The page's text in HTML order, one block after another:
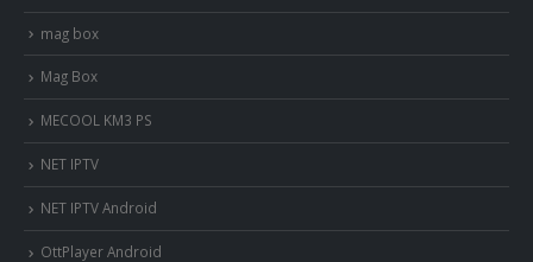
mag box
Mag Box
MECOOL KM3 PS
NET IPTV
NET IPTV Android
OttPlayer Android